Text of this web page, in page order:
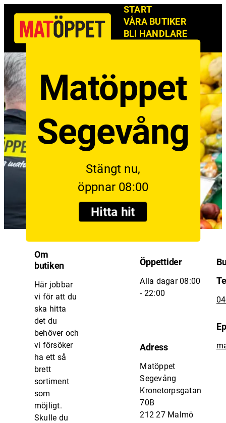
START
VÅRA BUTIKER
BLI HANDLARE
Matöppet
Segevång
Stängt nu,
öppnar 08:00
Hitta hit
Om
butiken
Här jobbar
vi för att du
ska hitta
det du
behöver och
vi försöker
ha ett så
brett
sortiment
som
möjligt.
Skulle du
Öppettider
Alla dagar 08:00
- 22:00
Adress
Matöppet
Segevång
Kronetorpsgatan
70B
212 27 Malmö